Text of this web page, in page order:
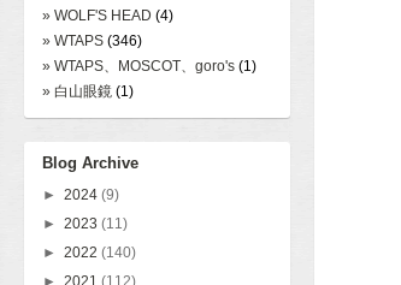
» WOLF'S HEAD (4)
» WTAPS (346)
» WTAPS、MOSCOT、goro's (1)
» 白山眼鏡 (1)
Blog Archive
► 2024 (9)
► 2023 (11)
► 2022 (140)
► 2021 (112)